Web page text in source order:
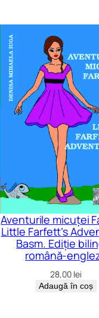
Aventurile micuței
Little Farfett’s
Basm. Ediție
română-
28,00 lei
Adaugă în coș